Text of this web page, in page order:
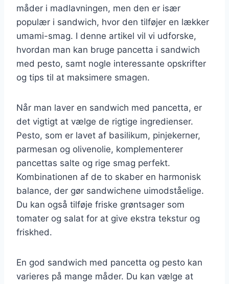
måder i madlavningen, men den er især
populær i sandwich, hvor den tilføjer en lækker
umami-smag. I denne artikel vil vi udforske,
hvordan man kan bruge pancetta i sandwich
med pesto, samt nogle interessante opskrifter
og tips til at maksimere smagen.
Når man laver en sandwich med pancetta, er
det vigtigt at vælge de rigtige ingredienser.
Pesto, som er lavet af basilikum, pinjekerner,
parmesan og olivenolie, komplementerer
pancettas salte og rige smag perfekt.
Kombinationen af de to skaber en harmonisk
balance, der gør sandwichene uimodståelige.
Du kan også tilføje friske grøntsager som
tomater og salat for at give ekstra tekstur og
friskhed.
En god sandwich med pancetta og pesto kan
varieres på mange måder. Du kan vælge at